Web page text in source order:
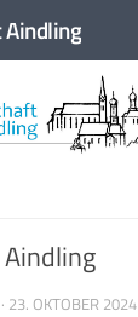
· 23. OKTOBER 2024